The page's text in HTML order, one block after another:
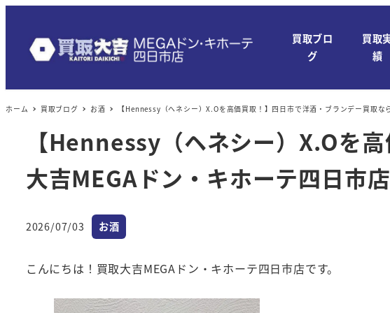
買取ブロ
グ
買取
績
ホーム 買取ブログ お酒 【Hennessy（ヘネシー）X.Oを高価買取！】四日市で洋酒・ブランデー買取な
【Hennessy（ヘネシー）X.Oを
大吉MEGAドン・キホーテ四日市
投稿日
2026/07/03 カテゴリー
お酒
こんにちは！買取大吉MEGAドン・キホーテ四日市店です。